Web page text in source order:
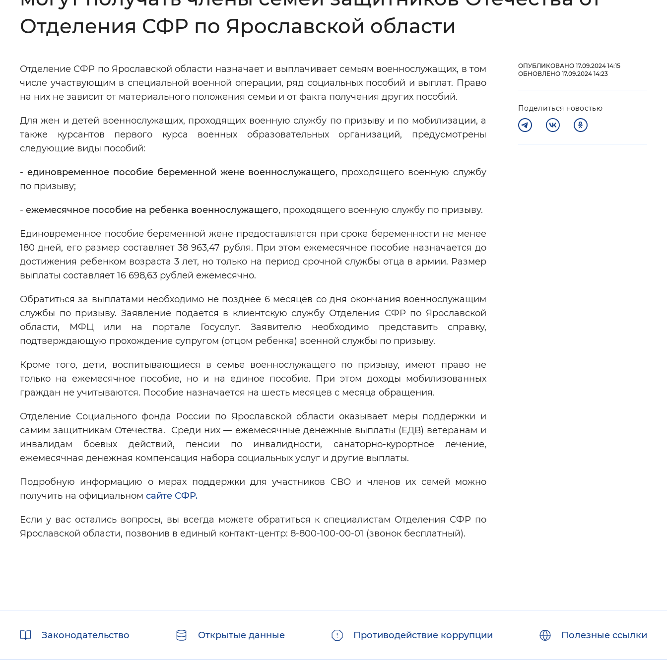
Звуковой ассистент: Воспроизвести Остановить Повторить
Вернуть стандартные настройки
Отделения СФР по Ярославской области
Отделение СФР по Ярославской области назначает и выплачивает семьям военнослужащих, в том
числе участвующим в специальной военной операции, ряд социальных пособий и выплат. Право
на них не зависит от материального положения семьи и от факта получения других пособий.
Для жен и детей военнослужащих, проходящих военную службу по призыву и по мобилизации, а
также курсантов первого курса военных образовательных организаций, предусмотрены
следующие виды пособий:
- единовременное пособие беременной жене военнослужащего, проходящего военную службу
по призыву;
- ежемесячное пособие на ребенка военнослужащего, проходящего военную службу по призыву.
Единовременное пособие беременной жене предоставляется при сроке беременности не менее
180 дней, его размер составляет 38 963,47 рубля. При этом ежемесячное пособие назначается до
достижения ребенком возраста 3 лет, но только на период срочной службы отца в армии. Размер
выплаты составляет 16 698,63 рублей ежемесячно.
Обратиться за выплатами необходимо не позднее 6 месяцев со дня окончания военнослужащим
службы по призыву. Заявление подается в клиентскую службу Отделения СФР по Ярославской
области, МФЦ или на портале Госуслуг. Заявителю необходимо представить справку,
подтверждающую прохождение супругом (отцом ребенка) военной службы по призыву.
Кроме того, дети, воспитывающиеся в семье военнослужащего по призыву, имеют право не
только на ежемесячное пособие, но и на единое пособие. При этом доходы мобилизованных
граждан не учитываются. Пособие назначается на шесть месяцев с месяца обращения.
Отделение Социального фонда России по Ярославской области оказывает меры поддержки и
самим защитникам Отечества. Среди них — ежемесячные денежные выплаты (ЕДВ) ветеранам и
инвалидам боевых действий, пенсии по инвалидности, санаторно-курортное лечение,
ежемесячная денежная компенсация набора социальных услуг и другие выплаты.
Подробную информацию о мерах поддержки для участников СВО и членов их семей можно
получить на официальном сайте СФР.
Если у вас остались вопросы, вы всегда можете обратиться к специалистам Отделения СФР по
Ярославской области, позвонив в единый контакт-центр: 8-800-100-00-01 (звонок бесплатный).
ОПУБЛИКОВАНО 17.09.2024 14:15
ОБНОВЛЕНО 17.09.2024 14:23
Поделиться новостью
ссылкиЗаконодательство Открытые данные Противодействие коррупции Полезные ссылки